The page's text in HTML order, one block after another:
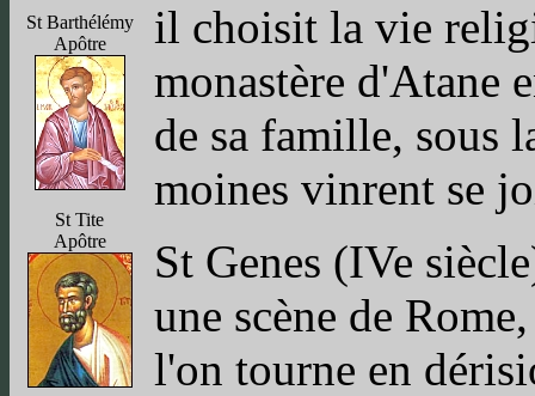
St Barthélémy
Apôtre
St Tite
Apôtre
il choisit la vie
monastère d'Atane
de sa famille, sous
moines vinrent se
St Genes (IVe
une scène de
l'on tourne en